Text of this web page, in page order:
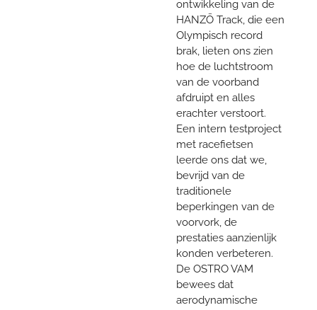
ontwikkeling van de
HANZŌ Track, die een
Olympisch record
brak, lieten ons zien
hoe de luchtstroom
van de voorband
afdruipt en alles
erachter verstoort.
Een intern testproject
met racefietsen
leerde ons dat we,
bevrijd van de
traditionele
beperkingen van de
voorvork, de
prestaties aanzienlijk
konden verbeteren.
De OSTRO VAM
bewees dat
aerodynamische